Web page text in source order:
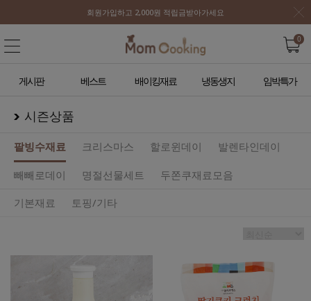
회원가입하고 2,000원 적립금받아가세요
0
게시판 베스트 배이킹재료 냉동생지 임박특가
시즌상품
팥빙수재료 크리스마스 할로윈데이 발렌타인데이
빼빼로데이 명절선물세트
두쫀쿠재료모음
기본재료
토핑/기타